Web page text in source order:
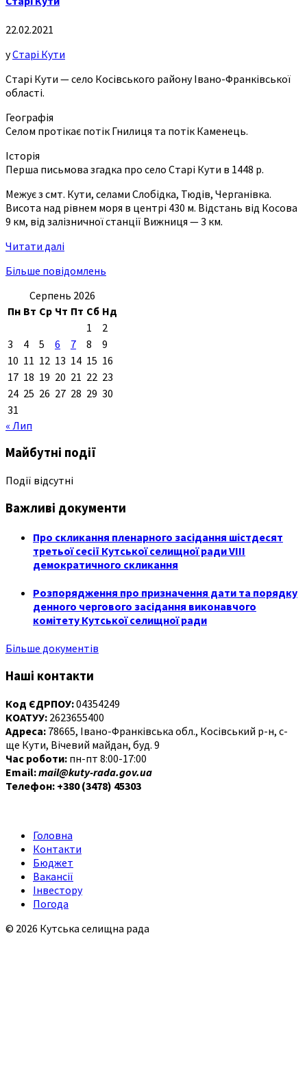
22.02.2021
уСтарі Кути
Старі Кути — село Косівського району Івано-Франківської
області.
Географія
Селом протікає потік Гнилиця та потік Каменець.
Історія
Перша письмова згадка про село Старі Кути в 1448 р.
Межує з смт. Кути, селами Слобідка, Тюдів, Черганівка.
Висота над рівнем моря в центрі 430 м. Відстань від Косова
9 км, від залізничної станції Вижниця — 3 км.
Читати далі
Більше повідомлень
Серпень 2026
Пн Вт Ср Чт Пт Сб Нд
1
2
3
4 5 6 7 8
9
10 11 12 13 14 15 16
17 18 19 20 21 22 23
24 25 26 27 28 29 30
31
« Лип
Майбутні події
Події відсутні
Важливі документи
Про скликання пленарного засідання шістдесят
третьої сесії Кутської селищної ради VIII
демократичного скликання
Розпорядження про призначення дати та порядку
денного чергового засідання виконавчого
комітету Кутської селищної ради
Більше документів
Наші контакти
Код ЄДРПОУ:04354249
КОАТУУ: 2623655400
Адреса: 78665, Івано-Франківська обл., Косівський р-н, с-
ще Кути, Вічевий майдан, буд. 9
Час роботи: пн-пт 8:00-17:00
Email:mail@kuty-rada.gov.ua
Телефон: +380 (3478) 45303
Головна
Контакти
Бюджет
Вакансії
Інвестору
Погода
© 2026 Кутська селищна рада